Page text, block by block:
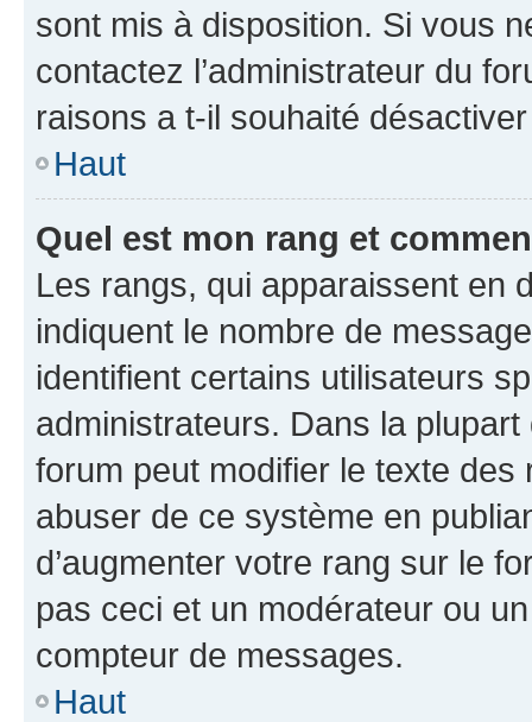
sont mis à disposition. Si vous
contactez l’administrateur du
raisons a t-il souhaité
Haut
Quel est mon rang et
Les rangs, qui apparaissent en
indiquent le nombre de
identifient certains utilisateurs
administrateurs. Dans la
forum peut modifier le texte
abuser de ce système en
d’augmenter votre rang sur le
pas ceci et un modérateur ou
compteur de messages.
Haut